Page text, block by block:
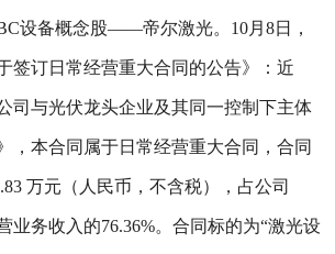
设备概念股——帝尔激光。10月8日，
签订日常经营重大合同的公告》：近
司与光伏龙头企业及其同一控制下主体
，本合同属于日常经营重大合同，合同
万元（人民币，不含税），占公司
业务收入的76.36%。合同标的为“激光设